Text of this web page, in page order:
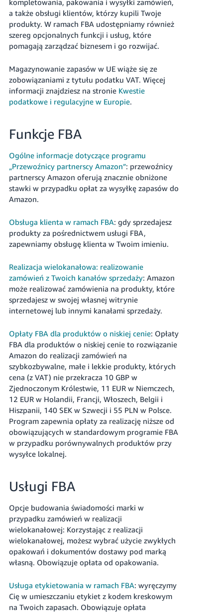
Polski
Zaloguj
się
się
kompletowania, pakowania i wysyłki zamówień,
a także obsługi klientów, którzy kupili Twoje
produkty. W ramach FBA udostępniamy również
szereg opcjonalnych funkcji i usług, które
pomagają zarządzać biznesem i go rozwijać.
Magazynowanie zapasów w UE wiąże się ze
zobowiązaniami z tytułu podatku VAT. Więcej
informacji znajdziesz na stronie Kwestie
podatkowe i regulacyjne w Europie.
Funkcje FBA
Ogólne informacje dotyczące programu
„Przewoźnicy partnerscy Amazon”: przewoźnicy
partnerscy Amazon oferują znacznie obniżone
stawki w przypadku opłat za wysyłkę zapasów do
Amazon.
Obsługa klienta w ramach FBA: gdy sprzedajesz
produkty za pośrednictwem usługi FBA,
zapewniamy obsługę klienta w Twoim imieniu.
Realizacja wielokanałowa: realizowanie
zamówień z Twoich kanałów sprzedaży: Amazon
może realizować zamówienia na produkty, które
sprzedajesz w swojej własnej witrynie
internetowej lub innymi kanałami sprzedaży.
Opłaty FBA dla produktów o niskiej cenie: Opłaty
FBA dla produktów o niskiej cenie to rozwiązanie
Amazon do realizacji zamówień na
szybkozbywalne, małe i lekkie produkty, których
cena (z VAT) nie przekracza 10 GBP w
Zjednoczonym Królestwie, 11 EUR w Niemczech,
12 EUR w Holandii, Francji, Włoszech, Belgii i
Hiszpanii, 140 SEK w Szwecji i 55 PLN w Polsce.
Program zapewnia opłaty za realizację niższe od
obowiązujących w standardowym programie FBA
w przypadku porównywalnych produktów przy
wysyłce lokalnej.
Usługi FBA
Opcje budowania świadomości marki w
przypadku zamówień w realizacji
wielokanałowej: Korzystając z realizacji
wielokanałowej, możesz wybrać użycie zwykłych
opakowań i dokumentów dostawy pod marką
własną. Obowiązuje opłata od opakowania.
Usługa etykietowania w ramach FBA: wyręczymy
Cię w umieszczaniu etykiet z kodem kreskowym
na Twoich zapasach. Obowiązuje opłata